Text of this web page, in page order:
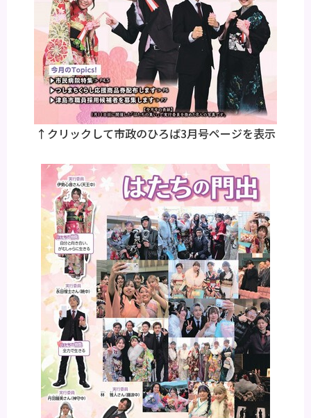
↑クリックして市政のひろば3月号ページを表示